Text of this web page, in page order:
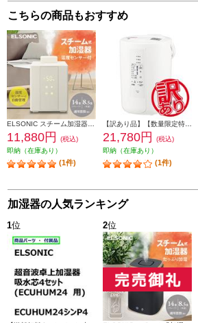
こちらの商品もおすすめ
11,880円
(税込)
即納（在庫あり）
(1件)
21,780円
(税込)
即納（在庫あり）
(1件)
加湿器の人気ランキング
1位 2位